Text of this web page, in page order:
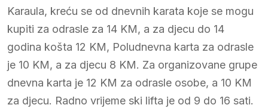
Karaula, kreću se od dnevnih karata koje se mogu
kupiti za odrasle za 14 KM, a za djecu do 14
godina košta 12 KM, Poludnevna karta za odrasle
je 10 KM, a za djecu 8 KM. Za organizovane grupe
dnevna karta je 12 KM za odrasle osobe, a 10 KM
za djecu. Radno vrijeme ski lifta je od 9 do 16 sati.